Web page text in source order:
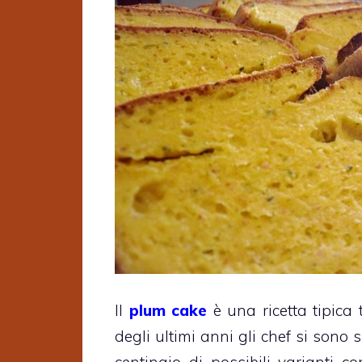
Il plum cake è una ricetta tipica
degli ultimi anni gli chef si sono